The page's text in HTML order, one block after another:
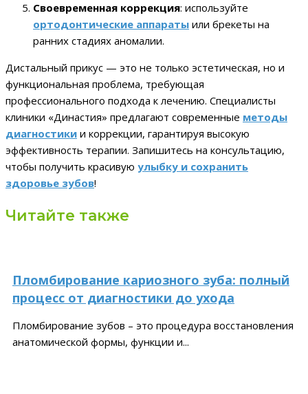
Своевременная коррекция: используйте
ортодонтические аппараты или брекеты на
ранних стадиях аномалии.
Дистальный прикус — это не только эстетическая, но и
функциональная проблема, требующая
профессионального подхода к лечению. Специалисты
клиники «Династия» предлагают современные методы
диагностики и коррекции, гарантируя высокую
эффективность терапии. Запишитесь на консультацию,
чтобы получить красивую улыбку и сохранить
здоровье зубов!
Читайте также
Пломбирование кариозного зуба: полный
процесс от диагностики до ухода
Пломбирование зубов – это процедура восстановления
анатомической формы, функции и...